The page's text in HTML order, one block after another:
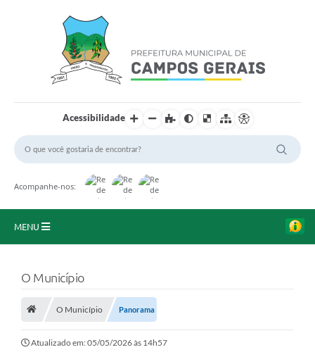
Acessibilidade
Acompanhe-nos:
MENU
O Município
A Prefeitura
Portal da Transparência
O Município
O Município Panorama
Atualizado em: 05/05/2026 às 14h57